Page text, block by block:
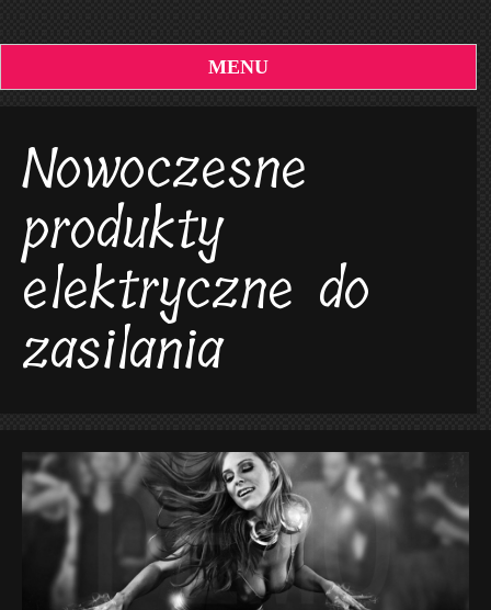
MENU
Nowoczesne
produkty
elektryczne do
zasilania